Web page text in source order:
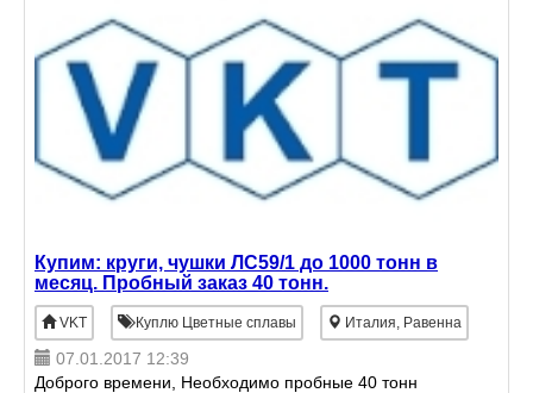
Купим: круги, чушки ЛС59/1 до 1000 тонн в
месяц. Пробный заказ 40 тонн.
VKT Куплю Цветные сплавы Италия, Равенна
07.01.2017 12:39
Доброго времени, Необходимо пробные 40 тонн